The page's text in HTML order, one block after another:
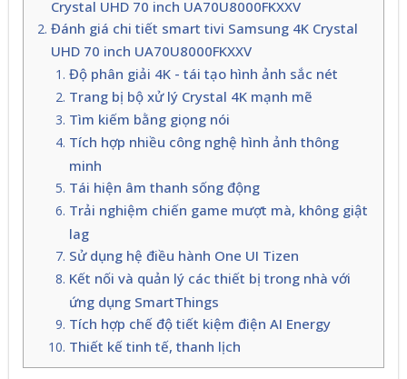
Crystal UHD 70 inch UA70U8000FKXXV
Đánh giá chi tiết smart tivi Samsung 4K Crystal
UHD 70 inch UA70U8000FKXXV
Độ phân giải 4K - tái tạo hình ảnh sắc nét
Trang bị bộ xử lý Crystal 4K mạnh mẽ
Tìm kiếm bằng giọng nói
Tích hợp nhiều công nghệ hình ảnh thông
minh
Tái hiện âm thanh sống động
Trải nghiệm chiến game mượt mà, không giật
lag
Sử dụng hệ điều hành One UI Tizen
Kết nối và quản lý các thiết bị trong nhà với
ứng dụng SmartThings
Tích hợp chế độ tiết kiệm điện AI Energy
Thiết kế tinh tế, thanh lịch